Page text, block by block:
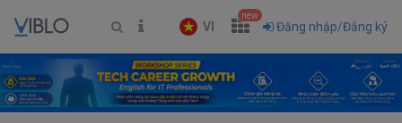
VI
new
Đăng nhập/Đăng ký